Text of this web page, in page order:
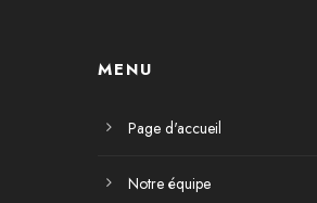
MENU
Page d'accueil
Notre équipe